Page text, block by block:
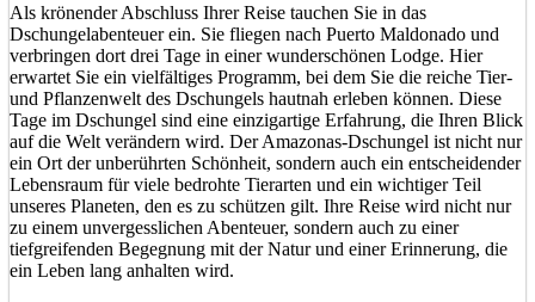
Als krönender Abschluss Ihrer Reise tauchen Sie in das
Dschungelabenteuer ein. Sie fliegen nach Puerto Maldonado und
verbringen dort drei Tage in einer wunderschönen Lodge. Hier
erwartet Sie ein vielfältiges Programm, bei dem Sie die reiche Tier-
und Pflanzenwelt des Dschungels hautnah erleben können. Diese
Tage im Dschungel sind eine einzigartige Erfahrung, die Ihren Blick
auf die Welt verändern wird. Der Amazonas-Dschungel ist nicht nur
ein Ort der unberührten Schönheit, sondern auch ein entscheidender
Lebensraum für viele bedrohte Tierarten und ein wichtiger Teil
unseres Planeten, den es zu schützen gilt. Ihre Reise wird nicht nur
zu einem unvergesslichen Abenteuer, sondern auch zu einer
tiefgreifenden Begegnung mit der Natur und einer Erinnerung, die
ein Leben lang anhalten wird.